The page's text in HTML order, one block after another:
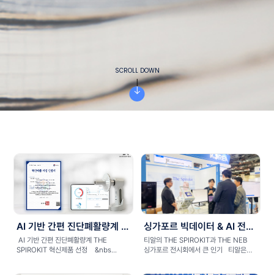
SCROLL DOWN
AI 기반 간편 진단폐활량계 THE SPIROKIT 혁신제품 선정
AI 기반 간편 진단폐활량계 THE
SPIROKIT 혁신제품 선정 &nbs...
싱가포르 빅데이터 & AI 전시회 참여한 티알
티알의 THE SPIROKIT과 THE NEB
싱가포르 전시회에서 큰 인기 티알은